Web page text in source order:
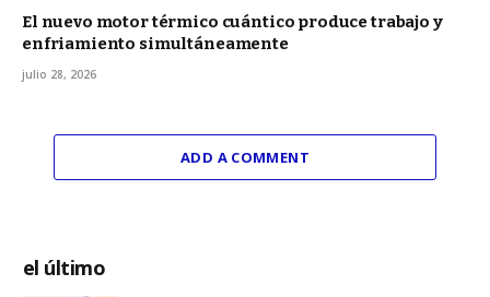
El nuevo motor térmico cuántico produce trabajo y
enfriamiento simultáneamente
julio 28, 2026
ADD A COMMENT
el último